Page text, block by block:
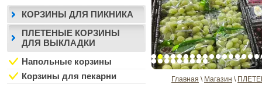
Главная \ Магазин \
КОРЗИНЫ ДЛЯ ПИКНИКА
ПЛЕТЕНЫЕ КОРЗИНЫ
ДЛЯ ВЫКЛАДКИ
Напольные корзины
Корзины для пекарни